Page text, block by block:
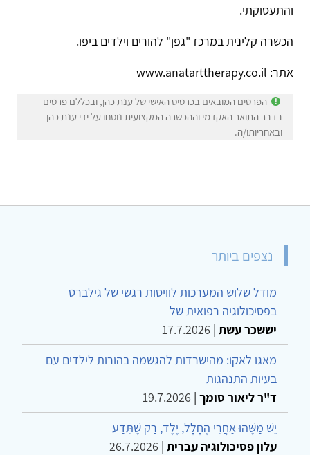
והתעסוקתי.
הכשרה קלינית במרכז "גפן" להורים וילדים ביפו.
אתר: www.anatarttherapy.co.il
הפרטים המובאים בכרטיס האישי של ענת כהן, ובכללם פרטים
בדבר התואר האקדמי וההכשרה המקצועית נוסחו על ידי ענת כהן
ובאחריותו/ה.
נצפים ביותר
מודל שלוש המערכות לוויסות רגשי של גילברט
בפסיכולוגיה רפואית של
יששכר עשת |
17.7.2026
מאגו לאקו: מהישרדות להגשמה בהורות לילדים עם
בעיות התנהגות
ד"ר ליאור סומך |
19.7.2026
יֵשׁ מַשֶּׁהוּ אַחֲרֵי הֶחָלָל, יֶלֶד, רַק שֶׁתֵּדַע
עלון פסיכולוגיה עברית |
26.7.2026